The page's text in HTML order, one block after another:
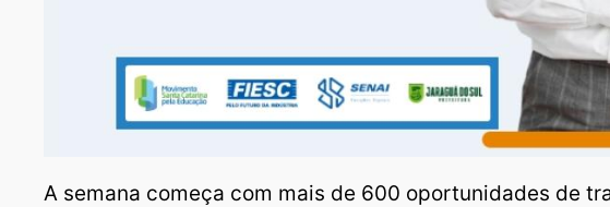
A semana começa com mais de 600 oportunidades de